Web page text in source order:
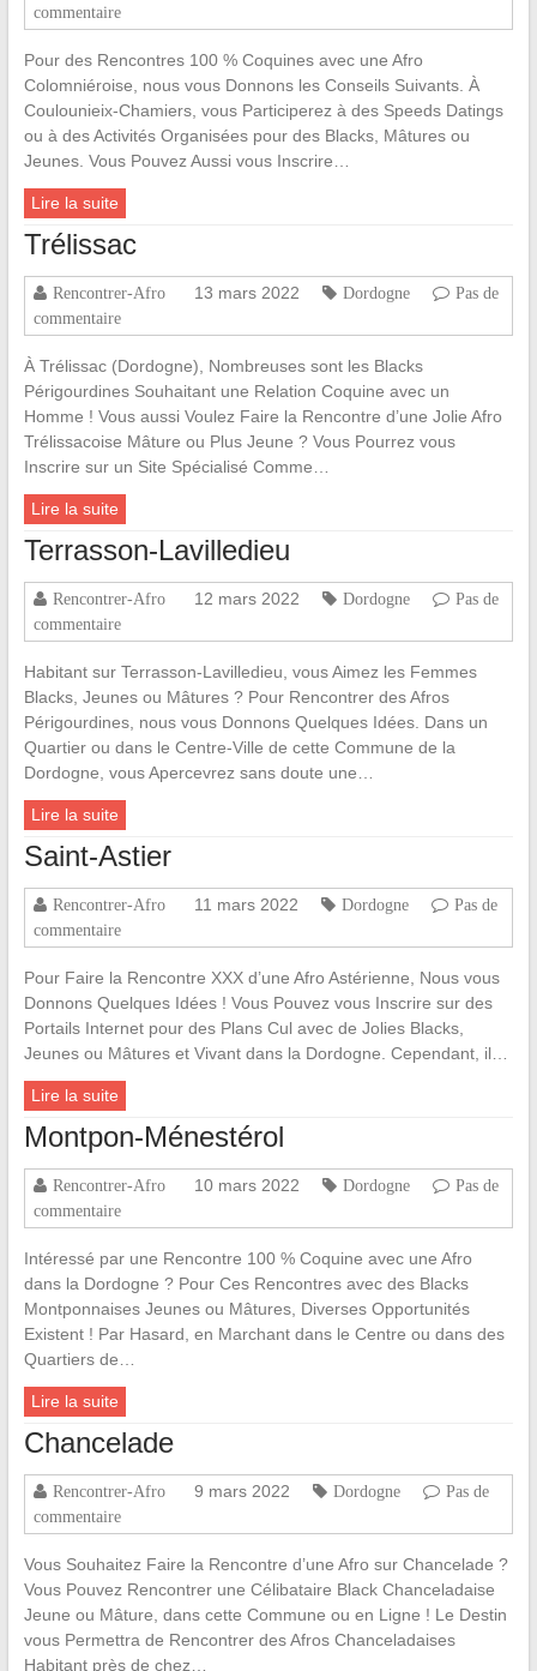
commentaire
Pour des Rencontres 100 % Coquines avec une Afro
Colomniéroise, nous vous Donnons les Conseils Suivants. À
Coulounieix-Chamiers, vous Participerez à des Speeds Datings
ou à des Activités Organisées pour des Blacks, Mâtures ou
Jeunes. Vous Pouvez Aussi vous Inscrire…
Lire la suite
Trélissac
Rencontrer-Afro 13 mars 2022 Dordogne
Pas de
commentaire
À Trélissac (Dordogne), Nombreuses sont les Blacks
Périgourdines Souhaitant une Relation Coquine avec un
Homme ! Vous aussi Voulez Faire la Rencontre d’une Jolie Afro
Trélissacoise Mâture ou Plus Jeune ? Vous Pourrez vous
Inscrire sur un Site Spécialisé Comme…
Lire la suite
Terrasson-Lavilledieu
Rencontrer-Afro 12 mars 2022 Dordogne
Pas de
commentaire
Habitant sur Terrasson-Lavilledieu, vous Aimez les Femmes
Blacks, Jeunes ou Mâtures ? Pour Rencontrer des Afros
Périgourdines, nous vous Donnons Quelques Idées. Dans un
Quartier ou dans le Centre-Ville de cette Commune de la
Dordogne, vous Apercevrez sans doute une…
Lire la suite
Saint-Astier
Rencontrer-Afro 11 mars 2022 Dordogne
Pas de
commentaire
Pour Faire la Rencontre XXX d’une Afro Astérienne, Nous vous
Donnons Quelques Idées ! Vous Pouvez vous Inscrire sur des
Portails Internet pour des Plans Cul avec de Jolies Blacks,
Jeunes ou Mâtures et Vivant dans la Dordogne. Cependant, il…
Lire la suite
Montpon-Ménestérol
Rencontrer-Afro 10 mars 2022 Dordogne
Pas de
commentaire
Intéressé par une Rencontre 100 % Coquine avec une Afro
dans la Dordogne ? Pour Ces Rencontres avec des Blacks
Montponnaises Jeunes ou Mâtures, Diverses Opportunités
Existent ! Par Hasard, en Marchant dans le Centre ou dans des
Quartiers de…
Lire la suite
Chancelade
Rencontrer-Afro 9 mars 2022 Dordogne
Pas de
commentaire
Vous Souhaitez Faire la Rencontre d’une Afro sur Chancelade ?
Vous Pouvez Rencontrer une Célibataire Black Chanceladaise
Jeune ou Mâture, dans cette Commune ou en Ligne ! Le Destin
vous Permettra de Rencontrer des Afros Chanceladaises
Habitant près de chez…